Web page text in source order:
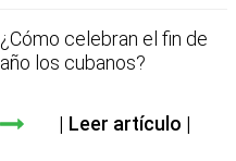
¿Cómo celebran el fin de
año los cubanos?
Leer artículo